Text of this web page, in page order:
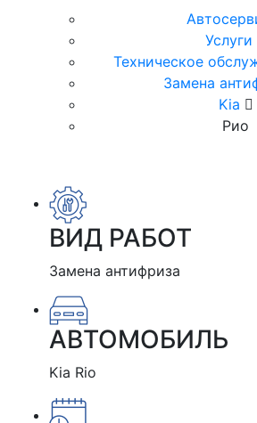
Услуги
Техническое
Замена
Kia
Рио
ВИД РАБОТ
Замена антифриза
АВТОМОБИЛЬ
Kia Rio